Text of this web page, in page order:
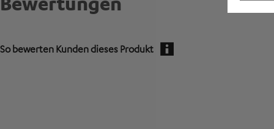
So bewerten Kunden dieses Produkt